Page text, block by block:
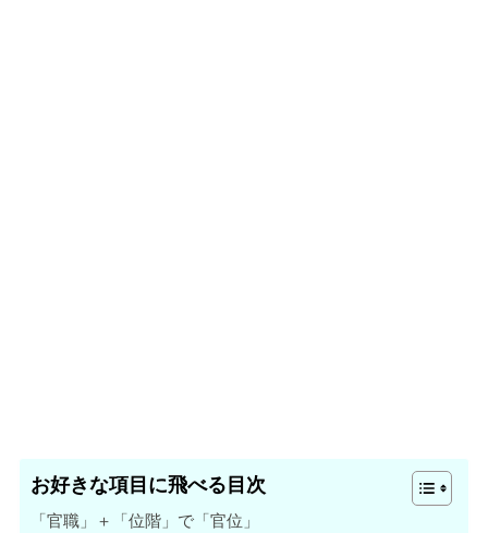
お好きな項目に飛べる目次
「官職」＋「位階」で「官位」